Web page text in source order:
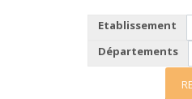
Etablissement
Départements